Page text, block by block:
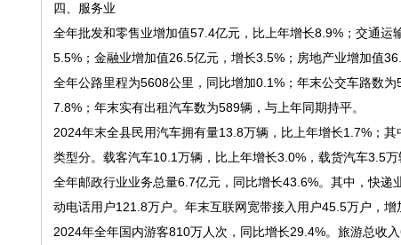
四、服务业
全年批发和零售业增加值57.4亿元，比上年增长8.9%；交通
5.5%；金融业增加值26.5亿元，增长3.5%；房地产业增加值
全年公路里程为5608公里，同比增加0.1%；年末公交车路数
7.8%；年末实有出租汽车数为589辆，与上年同期持平。
2024年末全县民用汽车拥有量13.8万辆，比上年增长1.7%；
类型分。载客汽车10.1万辆，比上年增长3.0%，载货汽车
全年邮政行业业务总量6.7亿元，同比增长43.6%。其中，快
动电话用户121.8万户。年末互联网宽带接入用户45.5万户，增
2024年全年国内游客810万人次，同比增长29.4%。旅游总收